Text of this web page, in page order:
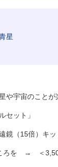
星
や宇宙のこと
セット」
鏡（15倍）キッ
ろを → ＜